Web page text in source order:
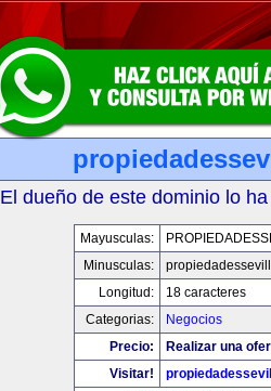
El dueño de este dominio lo
Mayusculas:
Minusculas:
Longitud:
18 caracteres
Categorias:
Negocios
Precio:
Realizar una
Visitar!